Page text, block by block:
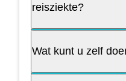
reisziekte?
Wat kunt u zelf